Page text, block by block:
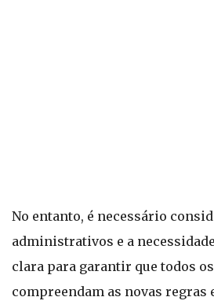
No entanto, é necessário
administrativos e a
clara para garantir que todos
compreendam as novas regras